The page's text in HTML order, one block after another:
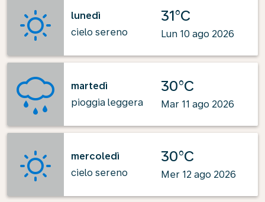
lunedì
cielo sereno
31°C
Lun 10 ago 2026
martedì
pioggia leggera
30°C
Mar 11 ago 2026
mercoledì
cielo sereno
30°C
Mer 12 ago 2026